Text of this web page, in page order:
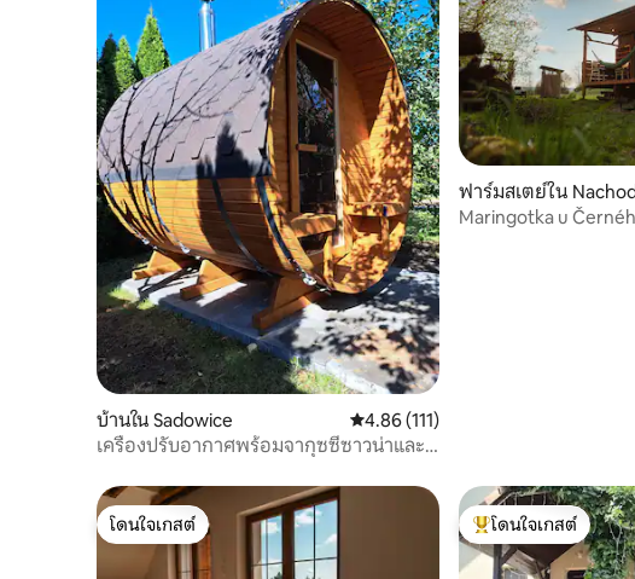
บ้านใน Sadowice คะแนนเฉลี่ย 4.86 จาก 5, 111 รีวิว
4.86 (111)
เครื่องปรับอากาศพร้อมจากุซซี่ซาวน่าและ
ฟาร์มสเตย์ใน Nachod
Maringotka u
โดนใจเกสต์
โดนใจเกสต์
โดนใจเกสต์ที่สุด
โดนใจเกสต์